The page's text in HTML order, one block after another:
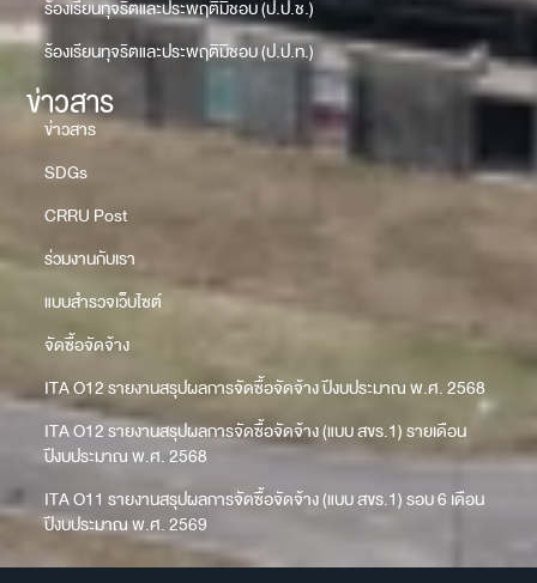
ร้องเรียนทุจริตและประพฤติมิชอบ (ป.ป.ช.)
ร้องเรียนทุจริตและประพฤติมิชอบ (ป.ป.ท.)
ข่าวสาร
ข่าวสาร
SDGs
CRRU Post
ร่วมงานกับเรา
แบบสำรวจเว็บไซต์
จัดซื้อจัดจ้าง
ITA O12 รายงานสรุปผลการจัดซื้อจัดจ้าง ปีงบประมาณ พ.ศ. 2568
ITA O12 รายงานสรุปผลการจัดซื้อจัดจ้าง (แบบ สขร.1) รายเดือน
ปีงบประมาณ พ.ศ. 2568
ITA O11 รายงานสรุปผลการจัดซื้อจัดจ้าง (แบบ สขร.1) รอบ 6 เดือน
ปีงบประมาณ พ.ศ. 2569